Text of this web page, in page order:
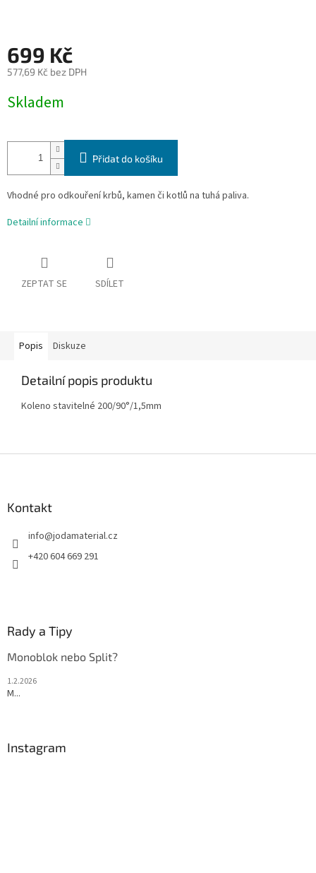
699 Kč
577,69 Kč bez DPH
cena:
Skladem
Přidat do košíku
Vhodné pro odkouření krbů, kamen či kotlů na tuhá paliva.
Detailní informace
ZEPTAT SE SDÍLET
Popis Diskuze
Detailní popis produktu
Koleno stavitelné 200/90°/1,5mm
Kontakt
info@jodamaterial.cz
+420 604 669 291
Rady a Tipy
Monoblok nebo Split?
1.2.2026
M...
Instagram